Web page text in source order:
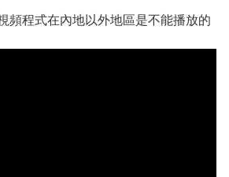
頻程式在內地以外地區是不能播放的